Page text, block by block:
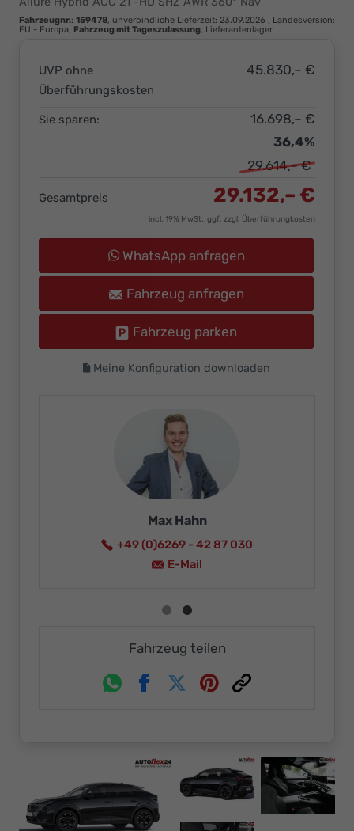
Ihr
Innovatives
Fahrzeugnr.: 159478 , unverbindliche Lieferzeit: 23.09.2026 , Landesversion:
EU - Europa, Fahrzeug mit Tageszulassung , Lieferantenlager
UVP ohne
Überführungskosten
45.830,– €
Sie sparen:
16.698,– €
36,4%
29.614,– €
Gesamtpreis 29.132,– €
incl. 19% MwSt., ggf. zzgl. Überführungkosten
WhatsApp anfragen
Fahrzeug anfragen
Fahrzeug parken
Meine Konfiguration downloaden
Max Hahn
+49 (0)6269 - 42 87 030
E-Mail
Fahrzeug teilen
WhatsappFacebookTwitterPinterest
Link